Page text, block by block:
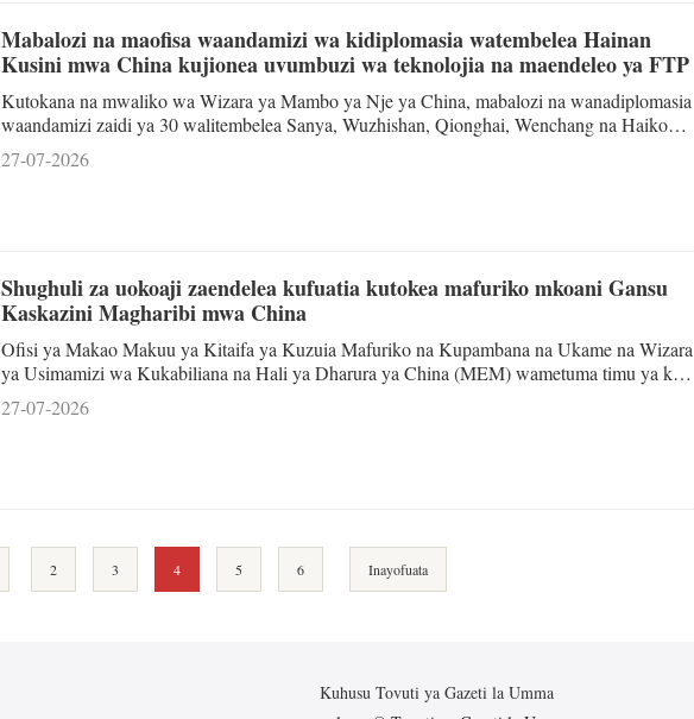
Mabalozi na maofisa waandamizi wa kidiplomasia watembelea Hainan
Kusini mwa China kujionea uvumbuzi wa teknolojia na maendeleo ya FTP
Kutokana na mwaliko wa Wizara ya Mambo ya Nje ya China, mabalozi na wanadiplomasia
waandamizi zaidi ya 30 walitembelea Sanya, Wuzhishan, Qionghai, Wenchang na Haikou
katika Mkoa wa Hainan kusini mwa China kuanzia Jumatano hadi Jumamosi wiki iliyopita.
Katika ziara hiyo, walijionea uvumbuzi wa teknolojia wa mkoa wa Hainan, na maendeleo ya
27-07-2026
Shughuli za uokoaji zaendelea kufuatia kutokea mafuriko mkoani Gansu
Kaskazini Magharibi mwa China
Ofisi ya Makao Makuu ya Kitaifa ya Kuzuia Mafuriko na Kupambana na Ukame na Wizara
ya Usimamizi wa Kukabiliana na Hali ya Dharura ya China (MEM) wametuma timu ya kazi
kwenda Mkoa wa Gansu kaskazini magharibi mwa China jana Jumapili kuongoza juhudi za
kutoa msaada za serikali ya mkoa huo baada ya mafuriko ya ghafla kusababisha vifo na
27-07-2026
2 3 4 5 6 Inayofuata
Kuhusu Tovuti ya Gazeti la Umma